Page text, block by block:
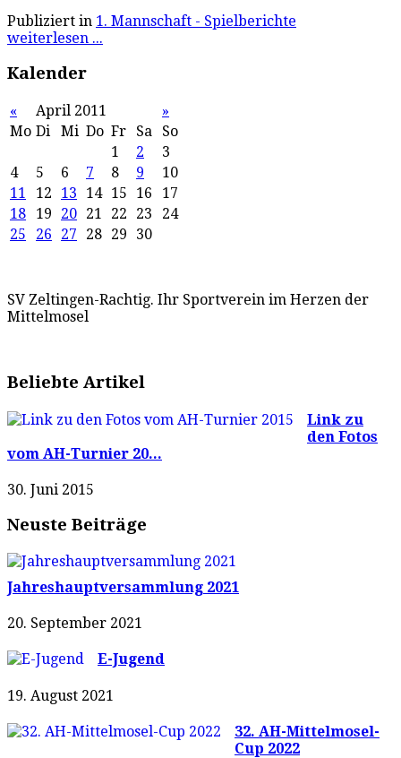
Publiziert in 1. Mannschaft - Spielberichte
weiterlesen ...
Kalender
« April 2011
»
Mo Di Mi Do Fr Sa
So
1
2
3
4
5 6 7 8 9
10
11
12 13 14 15 16
17
18
19 20 21 22 23
24
25
26 27 28 29 30
SV Zeltingen-Rachtig. Ihr Sportverein im Herzen der
Mittelmosel
Beliebte Artikel
Link zu
den Fotos
vom AH-Turnier 20...
30. Juni 2015
Neuste Beiträge
Jahreshauptversammlung 2021
20. September 2021
E-Jugend
19. August 2021
32. AH-Mittelmosel-
Cup 2022